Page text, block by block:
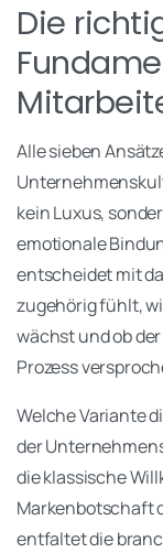
Die
Alle sieben
kein Luxus,
emotionale
entscheidet mit
zugehörig fühlt,
wächst und ob
Prozess
Welche Variante
der
die klassische
Markenbotschaft
entfaltet die